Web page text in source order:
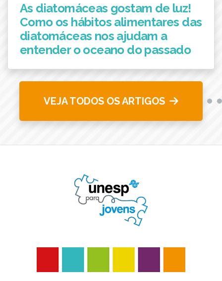
As diatomáceas gostam de luz!
Como os hábitos alimentares das
diatomáceas nos ajudam a
entender o oceano do passado
VEJA TODOS OS ARTIGOS